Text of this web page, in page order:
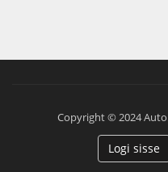
Copyright © 2024
Logi sisse